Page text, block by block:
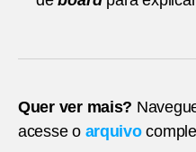
Quer ver mais?
acesse o arquivo